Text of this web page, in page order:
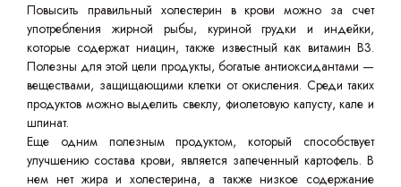
Повысить правильный холестерин в крови можно за счет
употребления жирной рыбы, куриной грудки и индейки,
которые содержат ниацин, также известный как витамин В3.
Полезны для этой цели продукты, богатые антиоксидантами —
веществами, защищающими клетки от окисления. Среди таких
продуктов можно выделить свеклу, фиолетовую капусту, кале и
шпинат.
Еще одним полезным продуктом, который способствует
улучшению состава крови, является запеченный картофель. В
нем нет жира и холестерина, а также низкое содержание